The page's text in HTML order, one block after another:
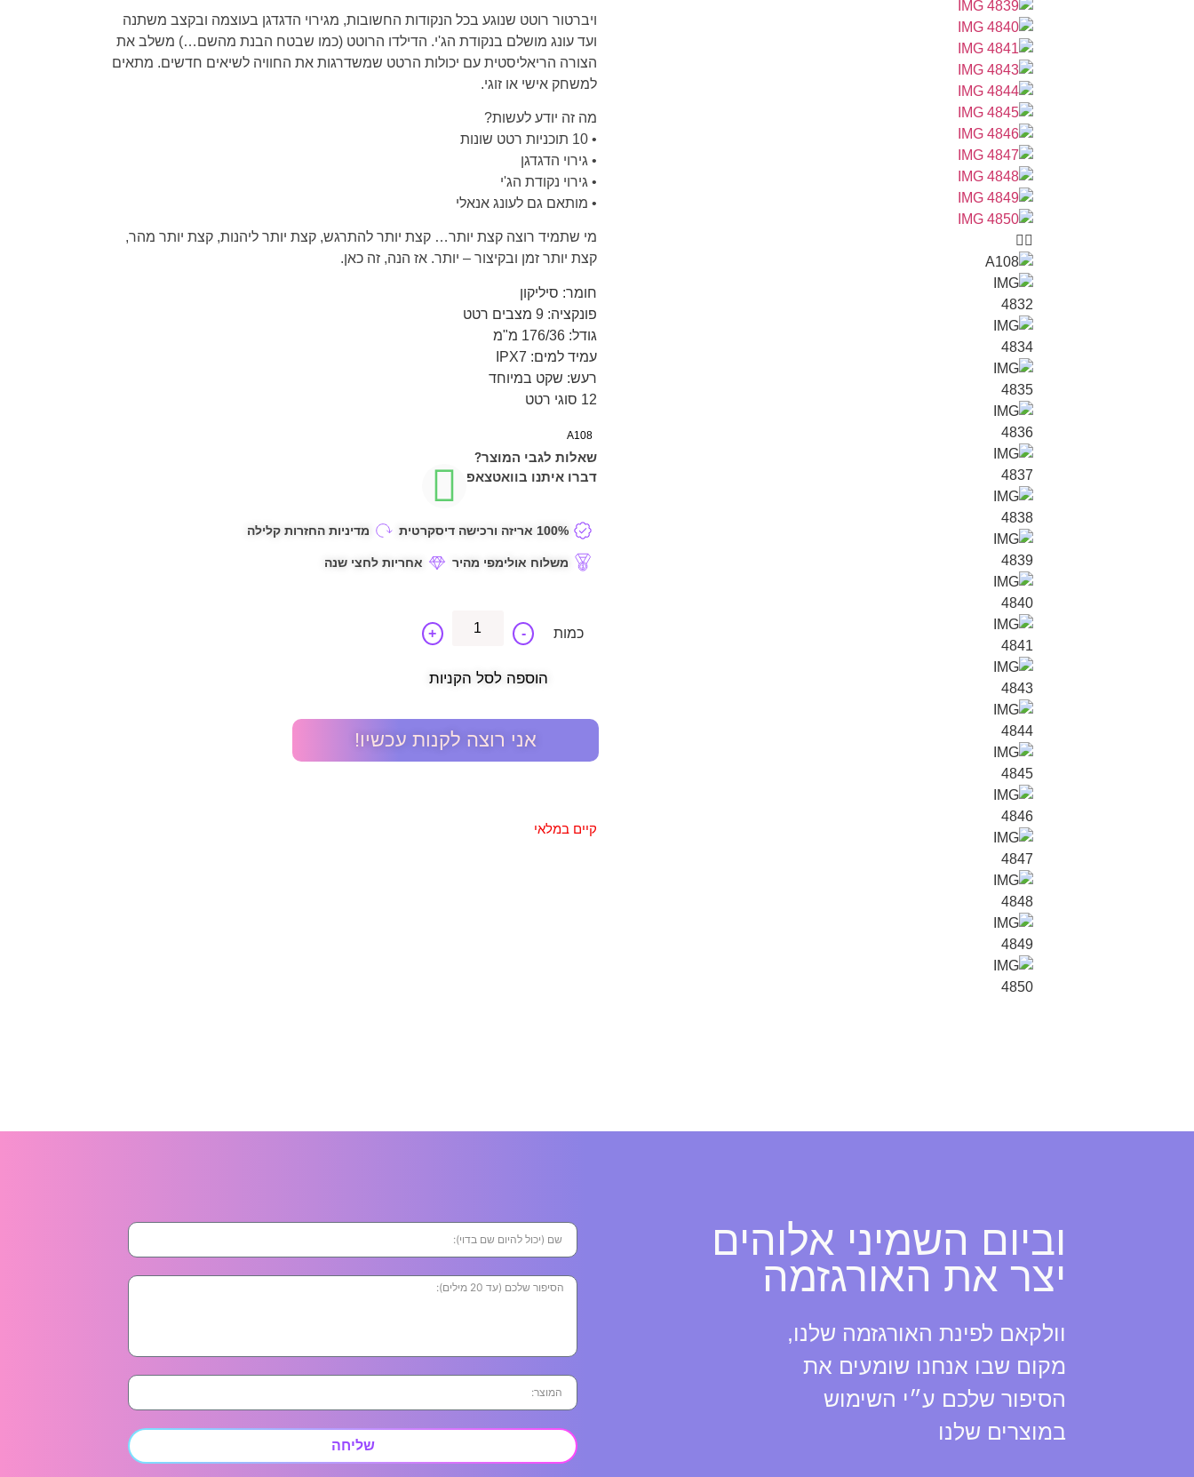
ויברטור רוטט שנוגע בכל הנקודות החשובות, מגירוי הדגדגן בעוצמה ובקצב משתנה
ועד עונג מושלם בנקודת הג'י. הדילדו הרוטט (כמו שבטח הבנת מהשם…) משלב את
הצורה הריאליסטית עם יכולות הרטט שמשדרגות את החוויה לשיאים חדשים. מתאים
למשחק אישי או זוגי.
מה זה יודע לעשות?
• 10 תוכניות רטט שונות
• גירוי הדגדגן
• גירוי נקודת הג'י
• מותאם גם לעונג אנאלי
מי שתמיד רוצה קצת יותר… קצת יותר להתרגש, קצת יותר ליהנות, קצת יותר מהר,
קצת יותר זמן ובקיצור – יותר. אז הנה, זה כאן.
חומר: סיליקון
פונקציה: 9 מצבים רטט
גודל: 176/36 מ"מ
עמיד למים: IPX7
רעש: שקט במיוחד
12 סוגי רטט
A108
שאלות לגבי המוצר?
דברו איתנו בוואטצאפ
100% אריזה ורכישה דיסקרטית מדיניות החזרות קלילה
משלוח אולימפי מהיר אחריות לחצי שנה
-
+
הוספה לסל הקניות
אני רוצה לקנות עכשיו!
קיים במלאי
וביום השמיני אלוהים
יצר את האורגזמה
וולקאם לפינת האורגזמה שלנו,
מקום שבו אנחנו שומעים את
הסיפור שלכם ע״י השימוש
במוצרים שלנו
שליחה